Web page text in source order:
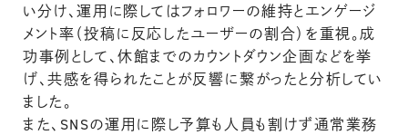
い分け、運用に際してはフォロワーの維持とエンゲージ
メント率（投稿に反応したユーザーの割合）を重視。成
功事例として、休館までのカウントダウン企画などを挙
げ、共感を得られたことが反響に繋がったと分析してい
ました。
また、SNSの運用に際し予算も人員も割けず通常業務